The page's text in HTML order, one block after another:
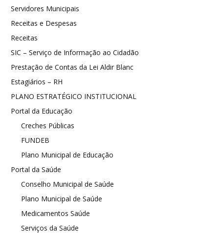
Servidores Municipais
Receitas e Despesas
Receitas
SIC – Serviço de Informação ao Cidadão
Prestação de Contas da Lei Aldir Blanc
Estagiários – RH
PLANO ESTRATÉGICO INSTITUCIONAL
Portal da Educação
Creches Públicas
FUNDEB
Plano Municipal de Educação
Portal da Saúde
Conselho Municipal de Saúde
Plano Municipal de Saúde
Medicamentos Saúde
Serviços da Saúde